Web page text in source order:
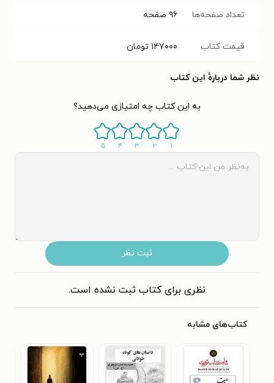
تعداد صفحه‌ها ۹۶ صفحه
قیمت کتاب ۱۴۷۰۰۰ تومان
نظر شما دربارهٔ این کتاب
به این کتاب چه امتیازی می‌دهید؟
۱ ۲ ۳ ۴ ۵
ثبت نظر
نظری برای کتاب ثبت نشده است.
کتاب‌های مشابه